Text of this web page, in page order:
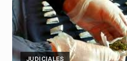
JUDICIALES